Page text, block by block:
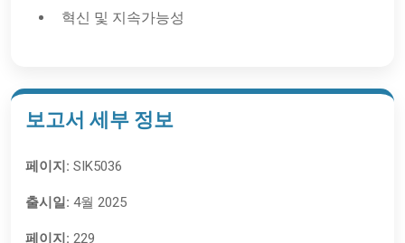
혁신 및 지속가능성
보고서 세부 정보
페이지: SIK5036
출시일: 4월 2025
페이지: 229